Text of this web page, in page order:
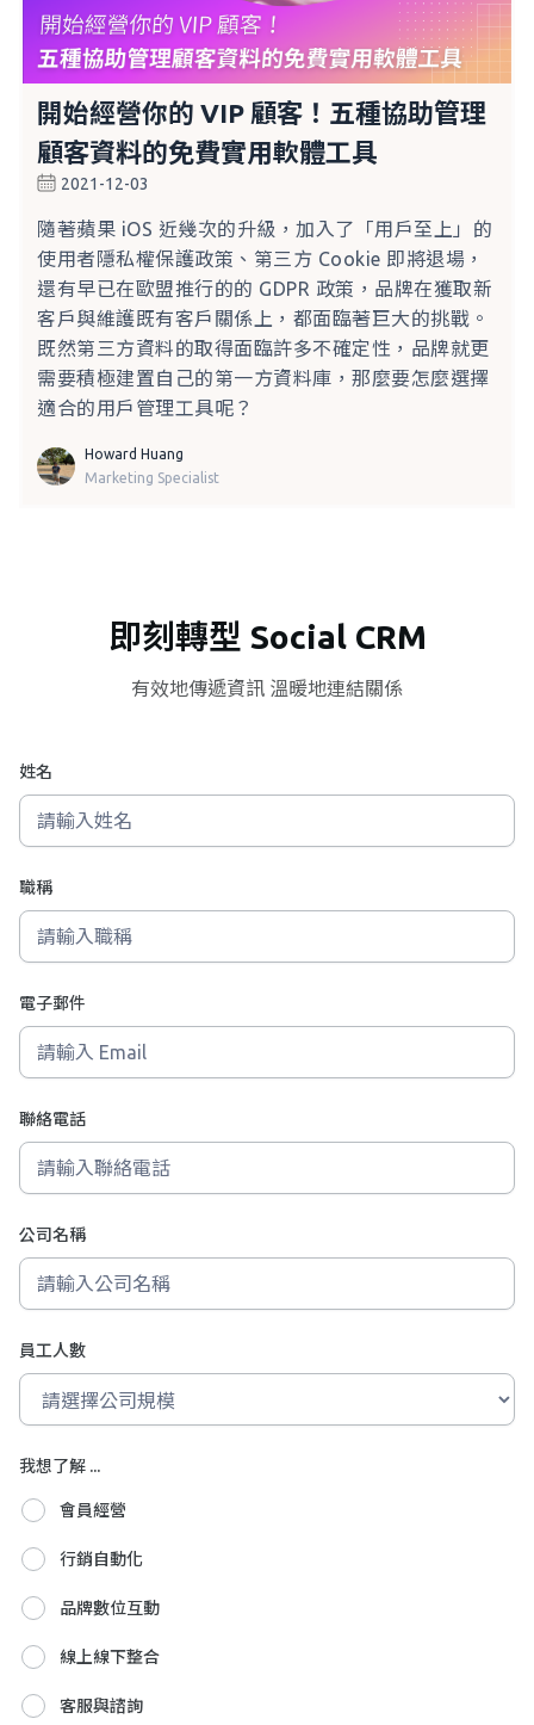
開始經營你的 VIP 顧客！五種協助管理
顧客資料的免費實用軟體工具
2021-12-03
隨著蘋果 iOS 近幾次的升級，加入了「用戶至上」的
使用者隱私權保護政策、第三方 Cookie 即將退場，
還有早已在歐盟推行的的 GDPR 政策，品牌在獲取新
客戶與維護既有客戶關係上，都面臨著巨大的挑戰。
既然第三方資料的取得面臨許多不確定性，品牌就更
需要積極建置自己的第一方資料庫，那麼要怎麼選擇
適合的用戶管理工具呢？
Howard Huang
Marketing Specialist
即刻轉型 Social CRM
有效地傳遞資訊 溫暖地連結關係
姓名
職稱
電子郵件
聯絡電話
公司名稱
員工人數
我想了解 ...
會員經營
行銷自動化
品牌數位互動
線上線下整合
客服與諮詢